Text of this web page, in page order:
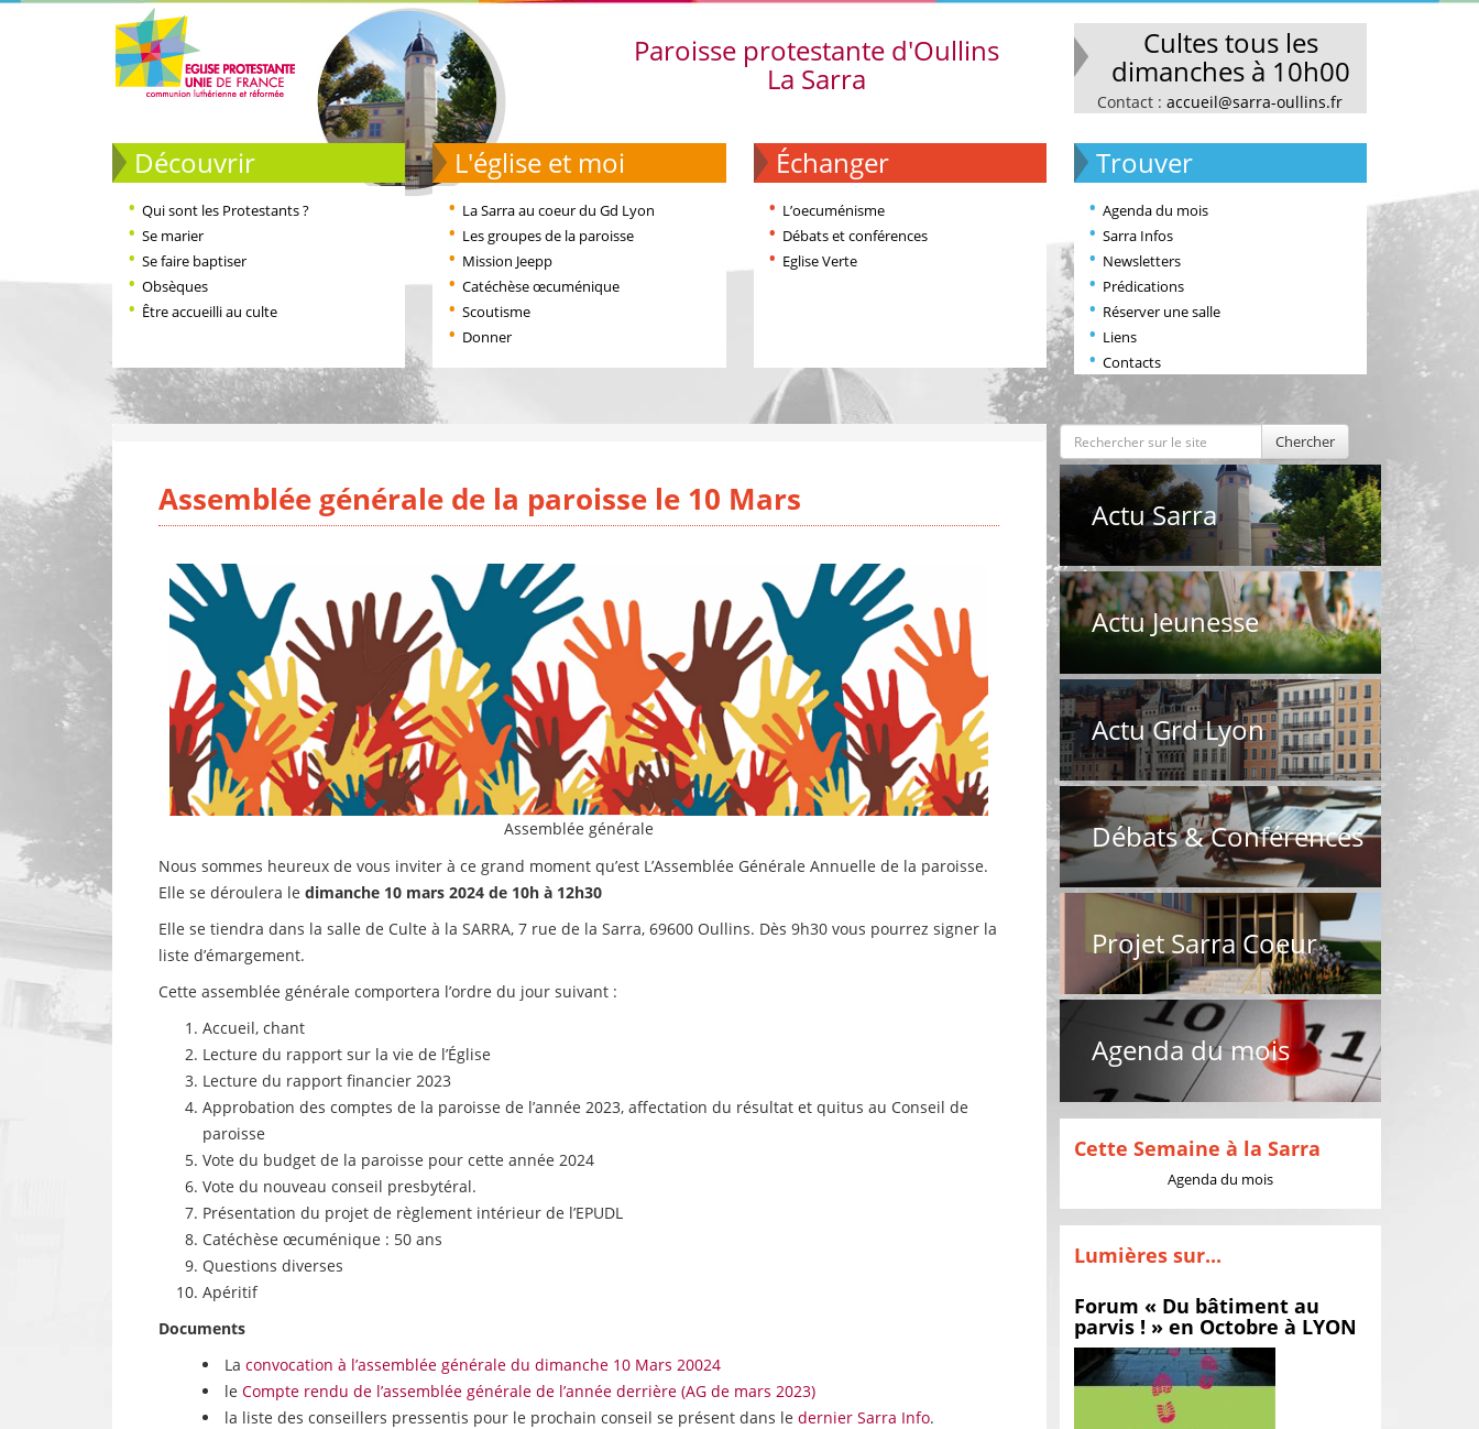
Paroisse protestante d'Oullins
La Sarra
Cultes tous les
dimanches à 10h00
Contact :accueil@sarra-oullins.fr
Découvrir
Qui sont les Protestants ?
Se marier
Se faire baptiser
Obsèques
Être accueilli au culte
L'église et moi
La Sarra au coeur du Gd Lyon
Les groupes de la paroisse
Mission Jeepp
Catéchèse œcuménique
Scoutisme
Donner
échanger
L’oecuménisme
Débats et conférences
Eglise Verte
Trouver
Agenda du mois
Sarra Infos
Newsletters
Prédications
Réserver une salle
Liens
Contacts
Assemblée générale de la paroisse le 10 Mars
Assemblée générale
Nous sommes heureux de vous inviter à ce grand moment qu’est L’Assemblée Générale Annuelle de la paroisse.
Elle se déroulera ledimanche 10 mars 2024 de 10h à 12h30
Elle se tiendra dans la salle de Culte à la SARRA, 7 rue de la Sarra, 69600 Oullins. Dès 9h30 vous pourrez signer la
liste d’émargement.
Cette assemblée générale comportera l’ordre du jour suivant :
Accueil, chant
Lecture du rapport sur la vie de l’Église
Lecture du rapport financier 2023
Approbation des comptes de la paroisse de l’année 2023, affectation du résultat et quitus au Conseil de
paroisse
Vote du budget de la paroisse pour cette année 2024
Vote du nouveau conseil presbytéral.
Présentation du projet de règlement intérieur de l’EPUDL
Catéchèse œcuménique : 50 ans
Questions diverses
Apéritif
Documents
Laconvocation à l’assemblée générale du dimanche 10 Mars 20024
leCompte rendu de l’assemblée générale de l’année derrière (AG de mars 2023)
la liste des conseillers pressentis pour le prochain conseil se présent dans ledernier Sarra Info.
Chercher
Actu Sarra
Actu Jeunesse
Actu Grd Lyon
Débats & Conférences
Projet Sarra Coeur
Agenda du mois
Cette Semaine à la Sarra
Agenda du mois
Lumières sur...
Forum « Du bâtiment au
parvis ! » en Octobre à LYON